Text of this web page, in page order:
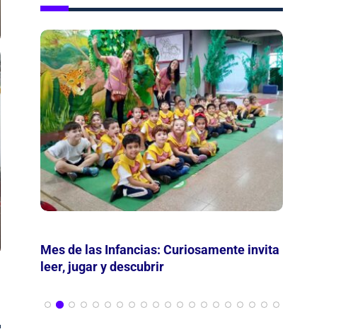
Mes de las Infancias: Curiosamente invita
leer, jugar y descubrir